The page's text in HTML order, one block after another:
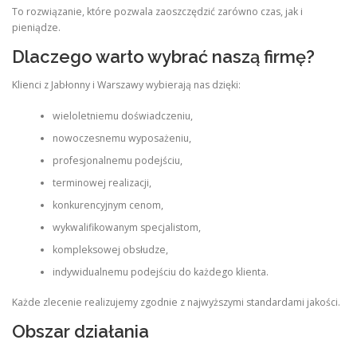
To rozwiązanie, które pozwala zaoszczędzić zarówno czas, jak i
pieniądze.
Dlaczego warto wybrać naszą firmę?
Klienci z Jabłonny i Warszawy wybierają nas dzięki:
wieloletniemu doświadczeniu,
nowoczesnemu wyposażeniu,
profesjonalnemu podejściu,
terminowej realizacji,
konkurencyjnym cenom,
wykwalifikowanym specjalistom,
kompleksowej obsłudze,
indywidualnemu podejściu do każdego klienta.
Każde zlecenie realizujemy zgodnie z najwyższymi standardami jakości.
Obszar działania